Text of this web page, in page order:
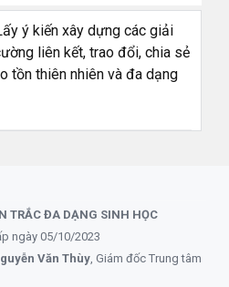
ý kiến xây dựng các giải
liên kết, trao đổi, chia sẻ
tồn thiên nhiên và đa dạng
TRẮC ĐA DẠNG SINH HỌC
ngày 05/10/2023
Văn Thùy, Giám đốc Trung tâm